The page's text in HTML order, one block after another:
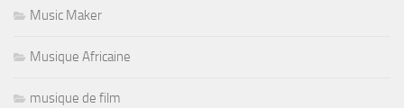
Music Maker
Musique Africaine
musique de film